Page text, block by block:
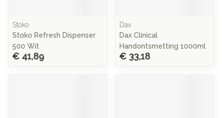
Stoko
Stoko Refresh Dispenser
500 Wit
€ 41,89
Dax
Dax Clinical
Handontsmetting 1000ml
€ 33,18